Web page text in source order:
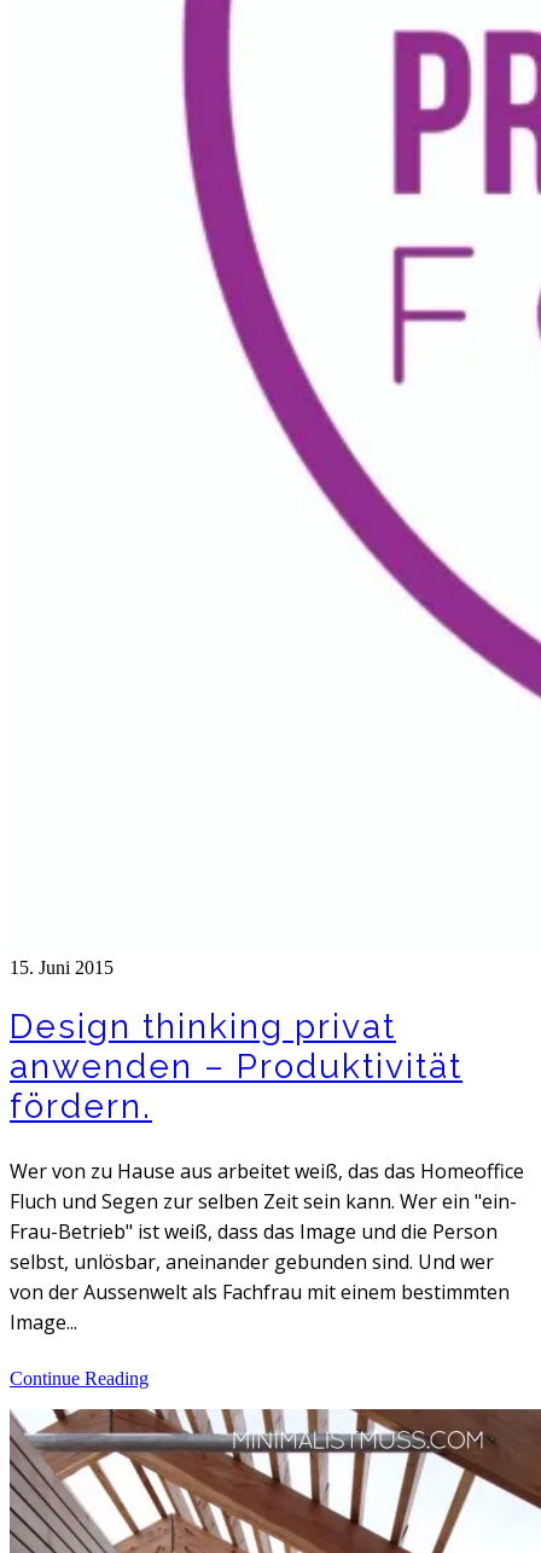
15. Juni 2015
Design thinking privat
anwenden – Produktivität
fördern.
Wer von zu Hause aus arbeitet weiß, das das Homeoffice
Fluch und Segen zur selben Zeit sein kann. Wer ein "ein-
Frau-Betrieb" ist weiß, dass das Image und die Person
selbst, unlösbar, aneinander gebunden sind. Und wer
von der Aussenwelt als Fachfrau mit einem bestimmten
Image...
Continue Reading